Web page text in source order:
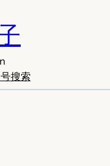
搜索